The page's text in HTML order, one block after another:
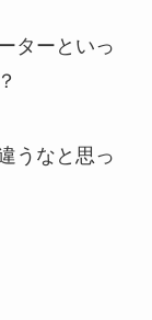
ターといっ
うなと思っ